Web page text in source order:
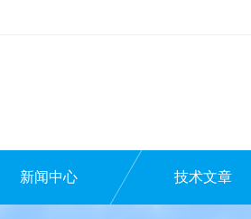
新闻中心 技术文章